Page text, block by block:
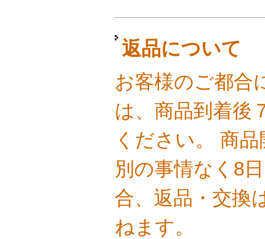
返品について
お客様のご都合
は、商品到着後
ください。 商
別の事情なく8
合、返品・交換
ねます。